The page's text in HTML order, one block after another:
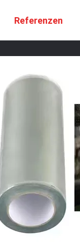
Referenzen